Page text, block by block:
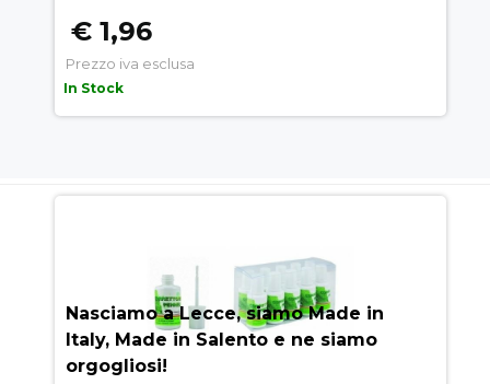
€ 1,96
Prezzo iva esclusa
In Stock
SUCCESSO
Nasciamo a Lecce, siamo Made in
Italy, Made in Salento e ne siamo
orgogliosi!